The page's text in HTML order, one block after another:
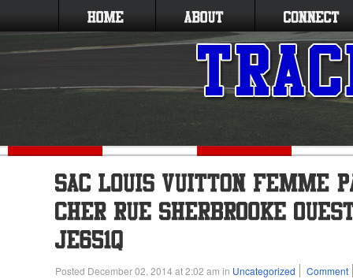
Posted December 02, 2014 at 2:02 am in Uncategorized Comment